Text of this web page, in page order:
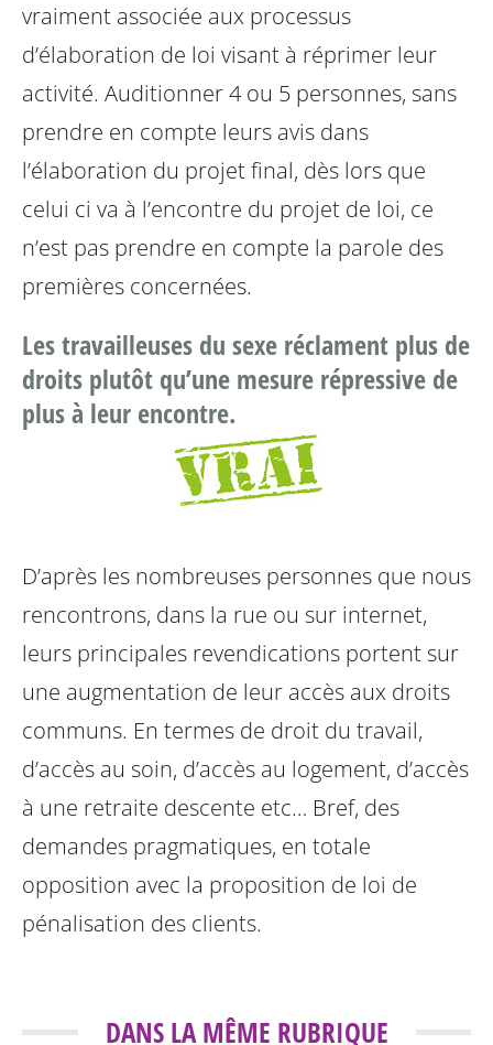
vraiment associée aux processus
d’élaboration de loi visant à réprimer leur
activité. Auditionner 4 ou 5 personnes, sans
prendre en compte leurs avis dans
l’élaboration du projet final, dès lors que
celui ci va à l’encontre du projet de loi, ce
n’est pas prendre en compte la parole des
premières concernées.
Les travailleuses du sexe réclament plus de
droits plutôt qu’une mesure répressive de
plus à leur encontre.
D’après les nombreuses personnes que nous
rencontrons, dans la rue ou sur internet,
leurs principales revendications portent sur
une augmentation de leur accès aux droits
communs. En termes de droit du travail,
d’accès au soin, d’accès au logement, d’accès
à une retraite descente etc… Bref, des
demandes pragmatiques, en totale
opposition avec la proposition de loi de
pénalisation des clients.
DANS LA MÊME RUBRIQUE